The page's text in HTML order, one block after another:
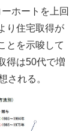
ホートを上回
り住宅取得が
とを示唆して
得は50代で増
される。